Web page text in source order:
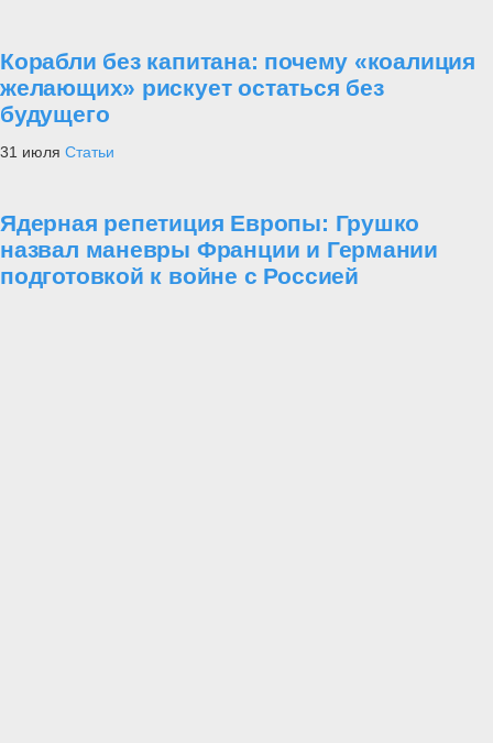
Корабли без капитана: почему «коалиция
желающих» рискует остаться без
будущего
31 июля Статьи
Ядерная репетиция Европы: Грушко
назвал маневры Франции и Германии
подготовкой к войне с Россией